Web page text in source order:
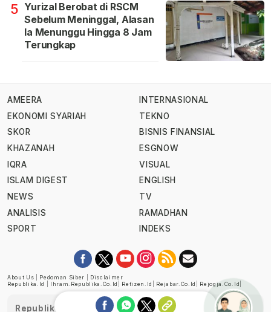
5 Yurizal Berobat di RSCM
Sebelum Meninggal, Alasan
Ia Menunggu Hingga 8 Jam
Terungkap
AMEERA
EKONOMI SYARIAH
SKOR
KHAZANAH
IQRA
ISLAM DIGEST
NEWS
ANALISIS
SPORT
INTERNASIONAL
TEKNO
BISNIS FINANSIAL
ESGNOW
VISUAL
ENGLISH
TV
RAMADHAN
INDEKS
About Us Pedoman Siber
Disclaimer
Republika.id
Ihram.republika.co.id Retizen.id Rejabar.co.id Rejogja.co.id
Republika telah diverifikasi oleh Dewan Pers